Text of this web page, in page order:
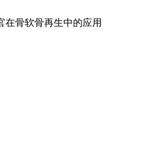
在骨软骨再生中的应用